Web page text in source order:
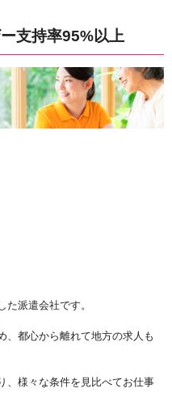
ー支持率95%以上
派遣会社です。
、都心から離れて地方の求人も
、様々な条件を見比べてお仕事